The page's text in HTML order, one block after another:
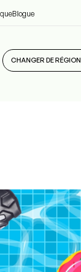
Blogue
CHANGER DE RÉGION